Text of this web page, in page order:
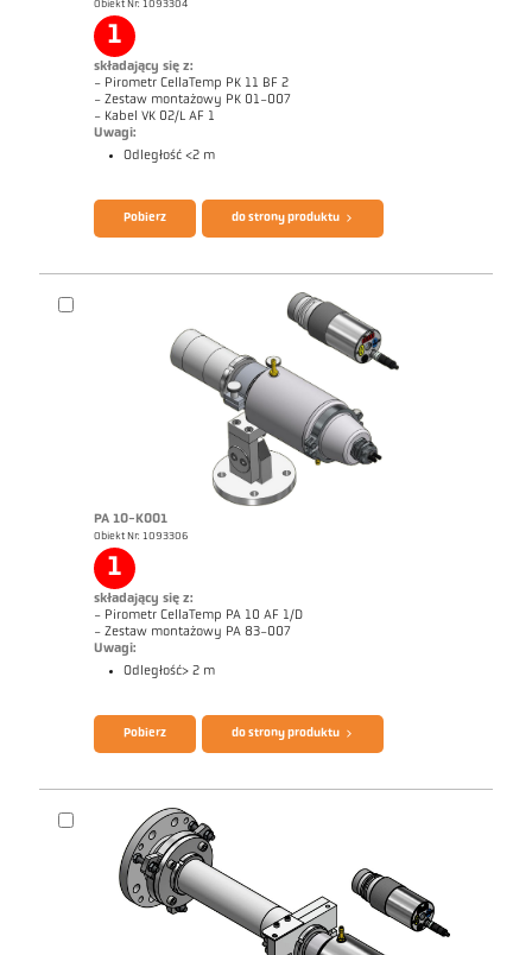
Obiekt Nr: 1093304
1
składający się z:
- Pirometr CellaTemp PK 11 BF 2
- Zestaw montażowy PK 01-007
- Kabel VK 02/L AF 1
Uwagi:
Odległość <2 m
Broszura CellaTemp PK PKF PKL
Pobierz do strony produktu
PA 10-K001
Obiekt Nr: 1093306
1
składający się z:
- Pirometr CellaTemp PA 10 AF 1/D
- Zestaw montażowy PA 83-007
Uwagi:
Odległość> 2 m
Broszura CellaTemp PA
Pobierz do strony produktu